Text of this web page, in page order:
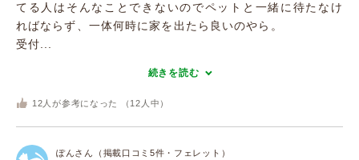
てる人はそんなことできないのでペットと一緒に待たなけ
ればならず、一体何時に家を出たら良いのやら。
受付...
続きを読む
12 人が参考になった （ 12 人中）
ぽんさん（掲載口コミ5件・フェレット）